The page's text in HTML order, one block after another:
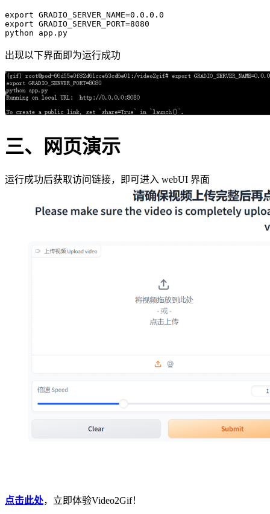
export GRADIO_SERVER_NAME=0.0.0.0
export GRADIO_SERVER_PORT=8080
出现以下界面即为运行成功
三、网页演示
运行成功后获取访问链接，即可进入 webUI 界面
点击此处，立即体验Video2Gif！